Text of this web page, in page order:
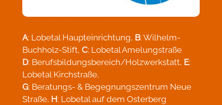
A: Lobetal Haupteinrichtung, B: Wilhelm-
Buchholz-Stift, C: Lobetal Amelungstraße
D: Berufsbildungsbereich/Holzwerkstatt, E:
Lobetal Kirchstraße,
G: Beratungs- & Begegnungszentrum Neue
Straße, H: Lobetal auf dem Osterberg